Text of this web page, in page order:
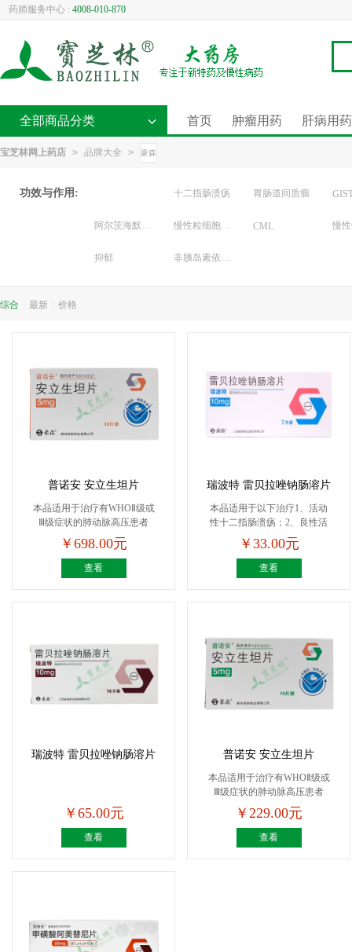
药师服务中心 : 4008-010-870
全部商品分类 首页 肿瘤用药 肝病用药
宝芝林网上药店 > 品牌大全 > 豪森
功效与作用: 十二指肠溃疡 胃肠道间质瘤
阿尔茨海默型痴呆症 慢性粒细胞白血病 CML
抑郁 非胰岛素依赖型糖尿病
综合 最新 价格
普诺安 安立生坦片
本品适用于治疗有WHOⅡ级或
Ⅲ级症状的肺动脉高压患者
（...
￥698.00元
查看
瑞波特 雷贝拉唑钠肠溶片
本品适用于以下治疗1、活动
性十二指肠溃疡；2、良性活
动...
￥33.00元
查看
瑞波特 雷贝拉唑钠肠溶片
￥65.00元
查看
普诺安 安立生坦片
本品适用于治疗有WHOⅡ级或
Ⅲ级症状的肺动脉高压患者
（...
￥229.00元
查看